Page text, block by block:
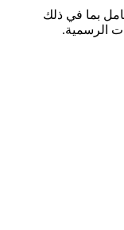
بما في ذلك
الرسمية.